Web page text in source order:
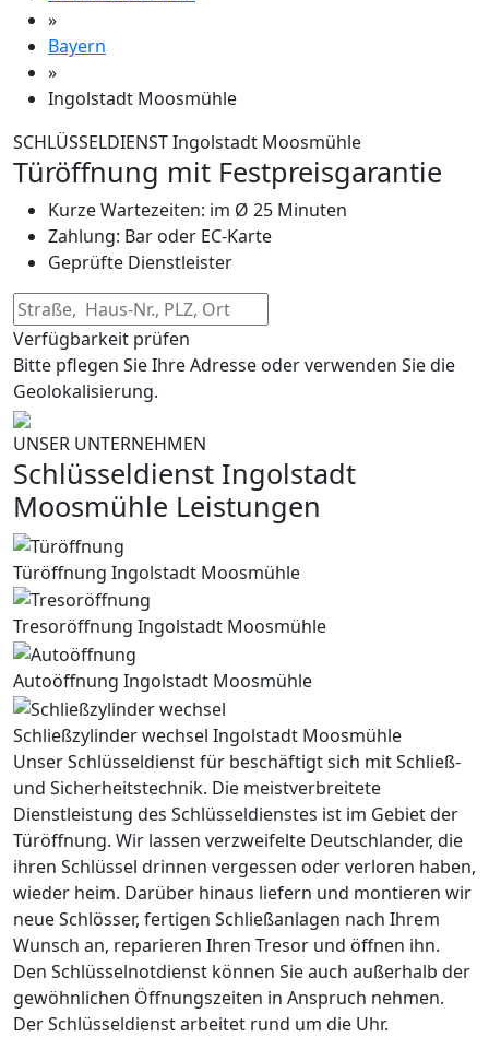
»
Bayern
»
Ingolstadt Moosmühle
SCHLÜSSELDIENST Ingolstadt Moosmühle
Türöffnung mit Festpreisgarantie
Kurze Wartezeiten: im Ø 25 Minuten
Zahlung: Bar oder EC-Karte
Geprüfte Dienstleister
Verfügbarkeit prüfen
Bitte pflegen Sie Ihre Adresse oder verwenden Sie die
Geolokalisierung.
UNSER UNTERNEHMEN
Schlüsseldienst Ingolstadt
Moosmühle Leistungen
Türöffnung Ingolstadt Moosmühle
Tresoröffnung Ingolstadt Moosmühle
Autoöffnung Ingolstadt Moosmühle
Schließzylinder wechsel Ingolstadt Moosmühle
Unser Schlüsseldienst für beschäftigt sich mit Schließ-
und Sicherheitstechnik. Die meistverbreitete
Dienstleistung des Schlüsseldienstes ist im Gebiet der
Türöffnung. Wir lassen verzweifelte Deutschlander, die
ihren Schlüssel drinnen vergessen oder verloren haben,
wieder heim. Darüber hinaus liefern und montieren wir
neue Schlösser, fertigen Schließanlagen nach Ihrem
Wunsch an, reparieren Ihren Tresor und öffnen ihn.
Den Schlüsselnotdienst können Sie auch außerhalb der
gewöhnlichen Öffnungszeiten in Anspruch nehmen.
Der Schlüsseldienst arbeitet rund um die Uhr.